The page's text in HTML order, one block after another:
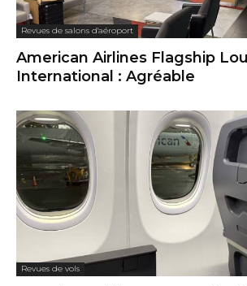
Revues de salons d'aéroport
American Airlines Flagship
International : Agréable
Revues de vols